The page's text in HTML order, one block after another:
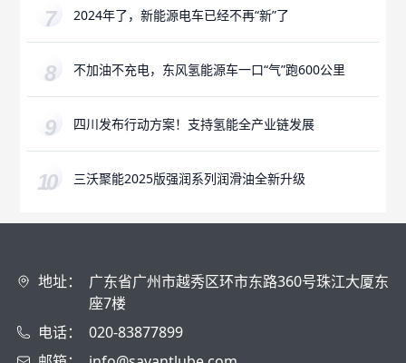
2024年了，新能源电车已经不再“新”了
不加油不充电，东风氢能源车一口“气”跑600公里
四川发布行动方案！支持氢能全产业链发展
三沃聚能2025版强润系列润滑油全新升级
地址：
广东省广州市越秀区环市东路360号珠江大厦东
座7楼
电话：
020-83877899